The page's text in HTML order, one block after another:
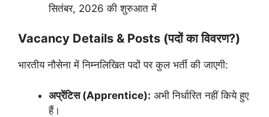
सितंबर, 2026 की शुरुआत में
Vacancy Details & Posts (पदों का विवरण?)
भारतीय नौसेना में निम्नलिखित पदों पर कुल भर्ती की जाएगी:
अप्रेंटिस (Apprentice): अभी निर्धारित नहीं किये हुए
हैं।